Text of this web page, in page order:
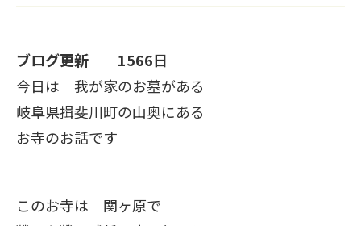
ブログ更新 1566日
今日は 我が家のお墓がある
岐阜県揖斐川町の山奥にある
お寺のお話です
このお寺は 関ヶ原で